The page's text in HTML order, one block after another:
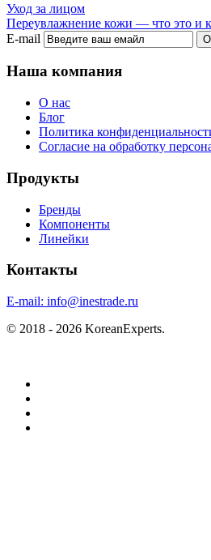
Уход за лицом
Переувлажнение кожи — что это и
E-mail
Наша компания
О нас
Блог
Политика
Согласие на обработку
Продукты
Бренды
Компоненты
Линейки
Контакты
E-mail: info@inestrade.ru
© 2018 - 2026 KoreanExperts.